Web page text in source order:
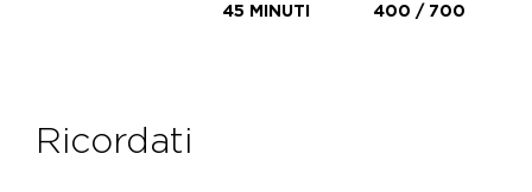
45 MINUTI
400 / 700
ricordati